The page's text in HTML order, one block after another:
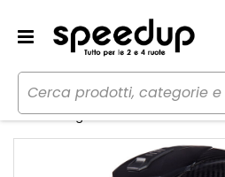
Home Moto Caschi moto
Casco Integrale X-903 Ultra Puro